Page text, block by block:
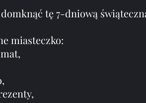
tę 7-dniową
miasteczko: